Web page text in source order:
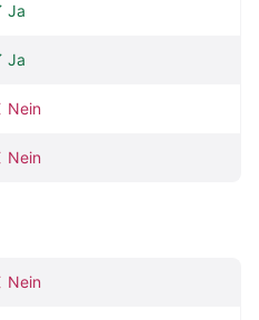
Ja
Ja
Nein
Nein
Nein